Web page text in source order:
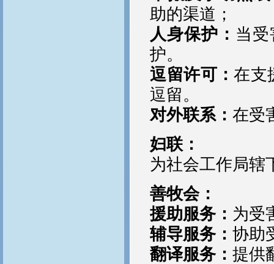
助的渠道；
人身保护： 当
护。
逗留许可：在支
逗留。
对外联系：在受
妇联：
为社会工作局辖
善牧会：
援助服务： 为受
辅导服务：协助
翻译服务：提供